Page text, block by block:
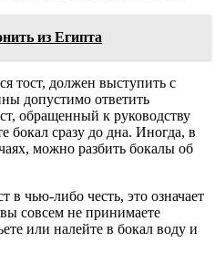
из Египта
тост, должен выступить с
допустимо ответить
обращенный к руководству
сразу до дна. Иногда, в
можно разбить бокалы об
в чью-либо честь, это означает
совсем не принимаете
или налейте в бокал воду и